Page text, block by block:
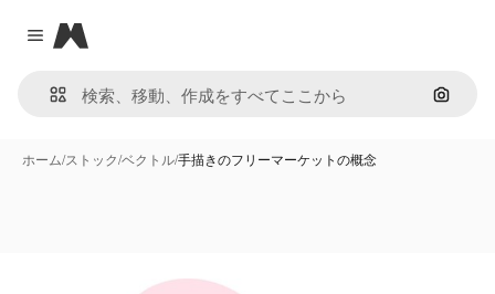
Close menu
Magnific
画像で
ホーム/ストック/ベクトル/手描きのフリーマーケットの概念